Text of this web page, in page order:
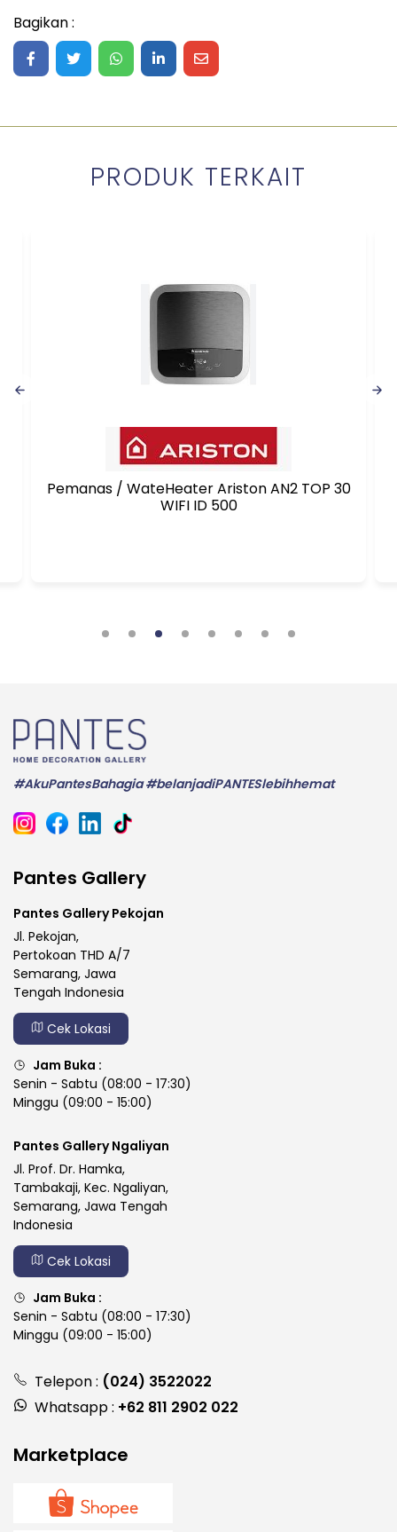
Bagikan :
Share on Facebook
Share on Twitter
Share on WhatsApp
Share on LinkedIn
Share on Mail
PRODUK TERKAIT
Pemanas / WateHeater Ariston AN2 TOP 30
WIFI ID 500
#AkuPantesBahagia #belanjadiPANTESlebihhemat
Pantes Gallery
Pantes Gallery Pekojan
Jl. Pekojan,
Pertokoan THD A/7
Semarang, Jawa
Tengah Indonesia
Cek Lokasi
Jam Buka :
Senin - Sabtu (08:00 - 17:30)
Minggu (09:00 - 15:00)
Pantes Gallery Ngaliyan
Jl. Prof. Dr. Hamka,
Tambakaji, Kec. Ngaliyan,
Semarang, Jawa Tengah
Indonesia
Cek Lokasi
Jam Buka :
Senin - Sabtu (08:00 - 17:30)
Minggu (09:00 - 15:00)
Telepon : (024) 3522022
Whatsapp : +62 811 2902 022
Marketplace